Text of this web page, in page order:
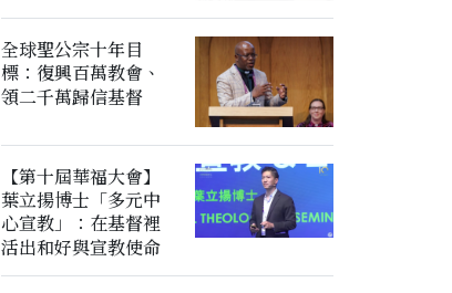
全球聖公宗十年目
標：復興百萬教會、
領二千萬歸信基督
【第十屆華福大會】
葉立揚博士「多元中
心宣教」：在基督裡
活出和好與宣教使命